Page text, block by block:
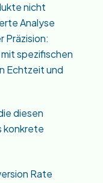
nicht
Analyse
Präzision:
spezifischen
Echtzeit und
diesen
konkrete
Rate